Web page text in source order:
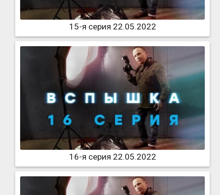
15-я серия 22.05.2022
16-я серия 22.05.2022